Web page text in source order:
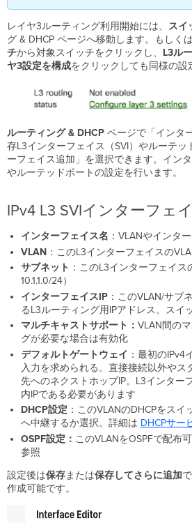
つ
い
て
レ
ヤ
3
ン
タ
ー
フ
イ
ス
宛
の
Ping
関
連
情
報
レイヤ3ルーティング利用開始には、 スイ
グ & DHCP ページへ移動します。もしく
チから対象スイッチをクリックし、 L3ル
ヤ3設定を構成をクリックしても同様の設
ルーティング & DHCPページで「インタ
存L3インターフェイス（SVI）やルーテッ
ーフェイス追加」を選択できます。イン
やルーテッドポートの設定を行います。
IPv4 L3 SVIインターフェ
インターフェイス名 ：VLANやインタ
VLAN：このL3インターフェイスの
サブネット ：このL3インターフェイス
10.1.1.0/24）
インターフェイスIP：このVLAN/サブ
るL3ルーティング用IPアドレス。スイ
マルチキャストサポート： VLAN間の
グが必要な場合は有効化
デフォルトゲートウェイ ：最初のIPv4
入力を求められる。直接接続以外やス
先へのネクストホップIP。L3インター
内IPである必要があります
DHCP設定 ：このVLANのDHCPをス
へ中継するか選択。詳細は DHCPサー
OSPF設定： このVLANをOSPFで配布
参照
設定後は保存または保存してさらに追加
作成可能です。